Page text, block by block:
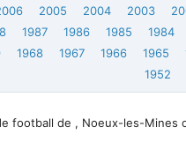
2005 2004 2003
1987 1986 1985 1984
1968 1967 1966 1965
1952
football de , Noeux-les-Mines